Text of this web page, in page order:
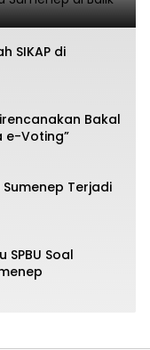
SIKAP di
Bakal
e-Voting”
Terjadi
SPBU Soal